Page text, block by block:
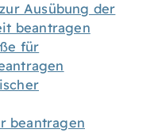
Ausübung der
beantragen
für
beantragen